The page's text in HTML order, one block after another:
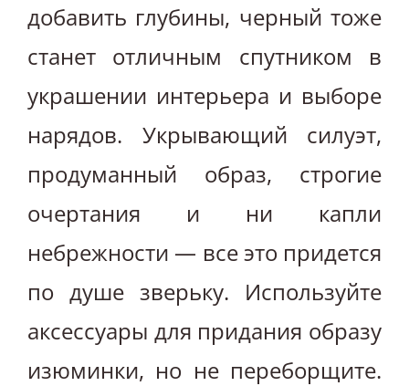
добавить глубины, черный тоже
станет отличным спутником в
украшении интерьера и выборе
нарядов. Укрывающий силуэт,
продуманный образ, строгие
очертания и ни капли
небрежности — все это придется
по душе зверьку. Используйте
аксессуары для придания образу
изюминки, но не переборщите.